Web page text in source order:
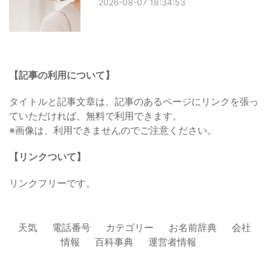
2026-08-07 18:34:53
【記事の利用について】
タイトルと記事文章は、記事のあるページにリンクを張っ
ていただければ、無料で利用できます。
※画像は、利用できませんのでご注意ください。
【リンクついて】
リンクフリーです。
天気 電話番号 カテゴリー お名前辞典
会社
情報
百科事典 運営者情報